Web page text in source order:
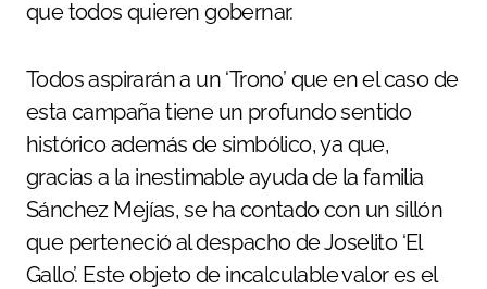
que todos quieren gobernar.
Todos aspirarán a un ‘Trono’ que en el caso de
esta campaña tiene un profundo sentido
histórico además de simbólico, ya que,
gracias a la inestimable ayuda de la familia
Sánchez Mejías, se ha contado con un sillón
que perteneció al despacho de Joselito ‘El
Gallo’. Este objeto de incalculable valor es el